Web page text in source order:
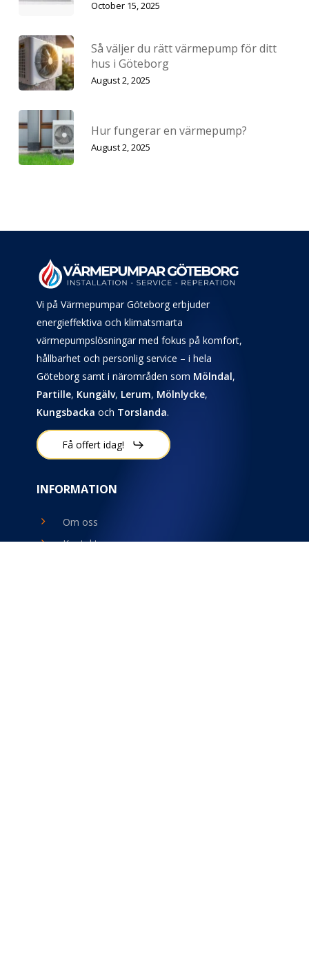
October 15, 2025
Så väljer du rätt värmepump för ditt
hus i Göteborg
August 2, 2025
Hur fungerar en värmepump?
August 2, 2025
Vi på Värmepumpar Göteborg erbjuder
energieffektiva och klimatsmarta
värmepumpslösningar med fokus på komfort,
hållbarhet och personlig service – i hela
Göteborg samt i närområden som Mölndal,
Partille, Kungälv, Lerum, Mölnlycke,
Kungsbacka och Torslanda.
Få offert idag!
INFORMATION
Om oss
Kontakta oss